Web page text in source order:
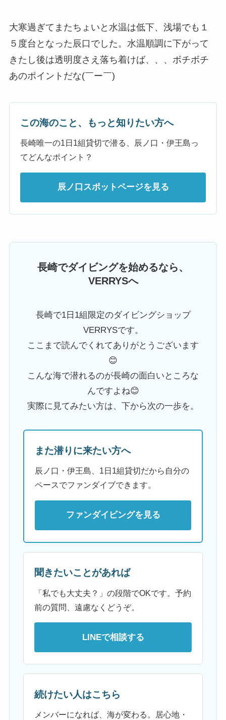
大寒過ぎてまたちょいと水温は低下、浅場でも１
５度台となった辰口でした。水温順調に下がって
きたし後は透明度さえ落ち着けば、、、ボチボチ
あのポイントだな(￣ー￣)
この海のこと、もっと知りたい方へ
長崎唯一の1日1組貸切で潜る、辰ノ口・伊王島っ
てどんなポイント？
辰ノ口スポットページを見る
長崎でダイビングを始めるなら、
VERRYSへ
長崎で1日1組限定のダイビングショップ
VERRYSです。
ここまで読んでくれてありがとうございます
😊
こんな海で潜れるのが長崎の面白いところな
んですよね😊
実際に見てみたい方は、下から次の一歩を。
また潜りに来たい方へ
辰ノ口・伊王島、1日1組貸切だから自分の
ペースでファンダイブできます。
ファンダイビングを見る
聞きたいことがあれば
「私でも大丈夫？」の段階でOKです。予約
前の質問、遠慮なくどうぞ。
LINEで相談する
続けたい人はこちら
メンバーになれば、海が変わる。居心地・